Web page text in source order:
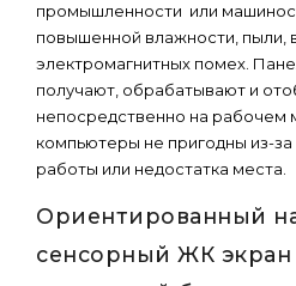
промышленности или
повышенной влажности, пыли,
электромагнитных помех.
получают, обрабатывают и
непосредственно на рабочем
компьютеры не пригодны из-
работы или недостатка места.
Ориентированный
сенсорный ЖК